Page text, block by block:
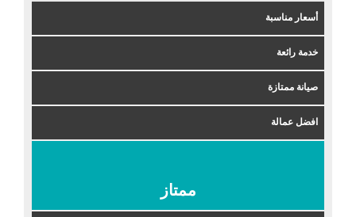
أسعار مناسبة
خدمة رائعة
صيانة ممتازة
افضل عمالة
ممتاز